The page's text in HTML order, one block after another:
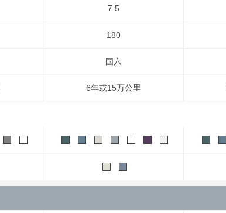
7.5
180
国六
6年或15万公里